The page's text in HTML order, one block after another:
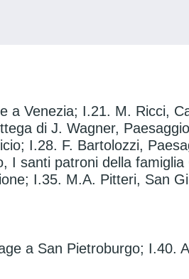
a Venezia; I.21. M. Ricci,
di J. Wagner,
I.28. F. Bartolozzi,
I santi patroni della famiglia
I.35. M.A. Pitteri, San
a San Pietroburgo; I.40.